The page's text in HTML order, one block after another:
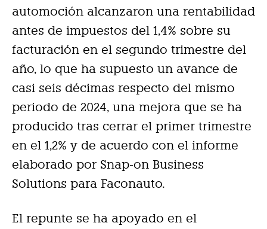
automoción alcanzaron una rentabilidad
antes de impuestos del 1,4% sobre su
facturación en el segundo trimestre del
año, lo que ha supuesto un avance de
casi seis décimas respecto del mismo
periodo de 2024, una mejora que se ha
producido tras cerrar el primer trimestre
en el 1,2% y de acuerdo con el informe
elaborado por Snap-on Business
Solutions para Faconauto.
El repunte se ha apoyado en el